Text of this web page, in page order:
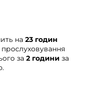
на 23 годин
прослуховування
за 2 години за